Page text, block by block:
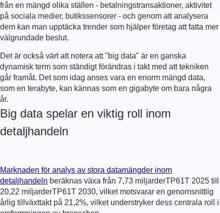
från en mängd olika ställen - betalningstransaktioner, aktivitet
på sociala medier, butikssensorer - och genom att analysera
dem kan man upptäcka trender som hjälper företag att fatta mer
välgrundade beslut.
Det är också värt att notera att "big data" är en ganska
dynamisk term som ständigt förändras i takt med att tekniken
går framåt. Det som idag anses vara en enorm mängd data,
som en terabyte, kan kännas som en gigabyte om bara några
år.
Big data spelar en viktig roll inom
detaljhandeln
Marknaden för analys av stora datamängder inom
detaljhandeln beräknas växa från 7,73 miljarderTP61T 2025 till
20,22 miljarderTP61T 2030, vilket motsvarar en genomsnittlig
årlig tillväxttakt på 21,2%, vilket understryker dess centrala roll i